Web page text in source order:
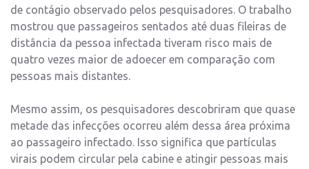
de contágio observado pelos pesquisadores. O trabalho
mostrou que passageiros sentados até duas fileiras de
distância da pessoa infectada tiveram risco mais de
quatro vezes maior de adoecer em comparação com
pessoas mais distantes.
Mesmo assim, os pesquisadores descobriram que quase
metade das infecções ocorreu além dessa área próxima
ao passageiro infectado. Isso significa que partículas
virais podem circular pela cabine e atingir pessoas mais